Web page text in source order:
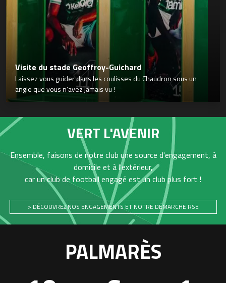
Visite du stade Geoffroy-Guichard
Laissez vous guider dans les coulisses du Chaudron sous un
angle que vous n’avez jamais vu !
VERT L'AVENIR
Ensemble, faisons de notre club une source d'engagement, à
domicile et à l'extérieur,
car un club de football engagé est un club plus fort !
> DÉCOUVREZ NOS ENGAGEMENTS ET NOTRE DÉMARCHE RSE
PALMARÈS